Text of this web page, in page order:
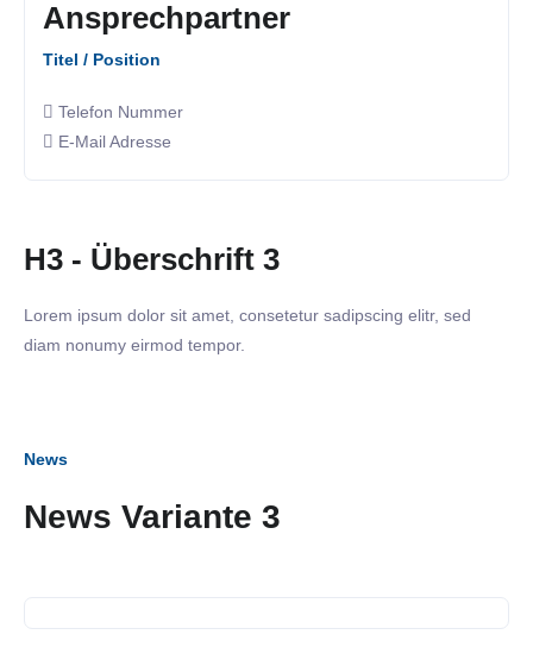
Ansprechpartner
Titel / Position
Telefon Nummer
E-Mail Adresse
H3 - Überschrift 3
Lorem ipsum dolor sit amet, consetetur sadipscing elitr, sed
diam nonumy eirmod tempor.
News
News Variante 3